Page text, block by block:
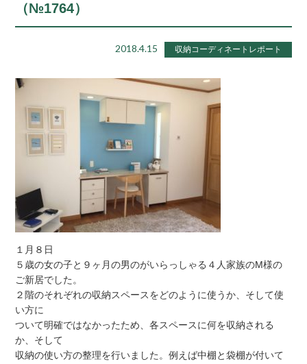
（№1764）
2018.4.15 収納コーディネートレポート
１月８日
５歳の女の子と９ヶ月の男のがいらっしゃる４人家族のM様の
ご新居でした。
２階のそれぞれの収納スペースをどのように使うか、そして使
い方に
ついて明確ではなかったため、各スペースに何を収納される
か、そして
収納の使い方の整理を行いました。例えば中棚と袋棚が付いて